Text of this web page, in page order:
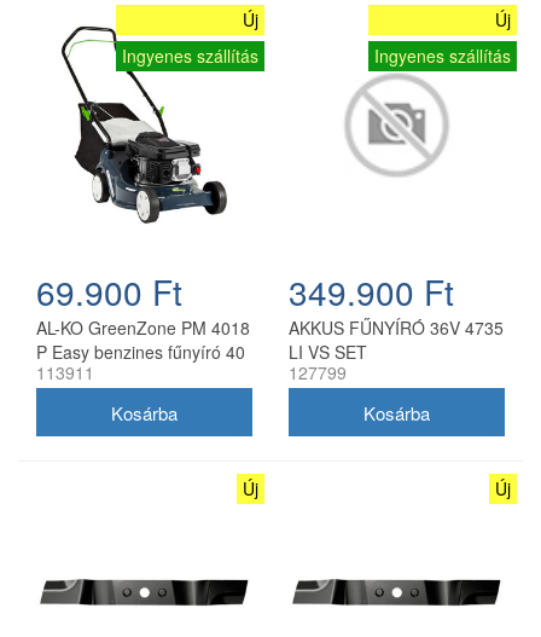
Új
Ingyenes szállítás
69.900 Ft
AL-KO GreenZone PM 4018
P Easy benzines fűnyíró 40
cm
113911
Új
Ingyenes szállítás
349.900 Ft
AKKUS FŰNYÍRÓ 36V 4735
LI VS SET
127799
Új Új